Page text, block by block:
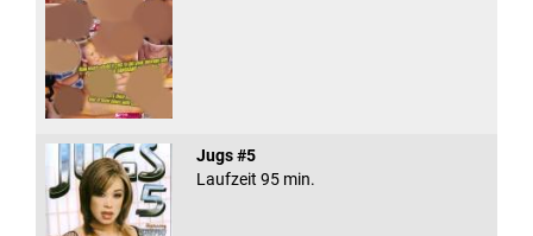
Jugs #5
Laufzeit 95 min.